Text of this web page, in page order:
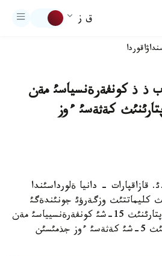
ق ز
اقوردا
ذ ذ كونفةرةنسياسئ مةن
كةثةسئ ءوز
جةلتوقساننئث 8-ئ. قازاقپارات - دانيا ةلورداسئندا
كليماتتئث وزگةرؤئ جونئندةگئ
نةگئزگئ كونأةنسياسئ تاراپتارئنئث 15-شئ كونفةرةنسيياسئ مةن
كيوتو حاتتاماسئ تاراپتارئنئث 5-شئ كةثةسئ ءوز جذمئسئن